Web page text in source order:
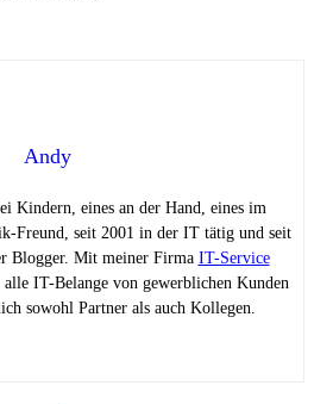
Andy
Kindern, eines an der Hand, eines im
Freund, seit 2001 in der IT tätig und seit
Blogger. Mit meiner Firma IT-Service
IT-Belange von gewerblichen Kunden
sowohl Partner als auch Kollegen.